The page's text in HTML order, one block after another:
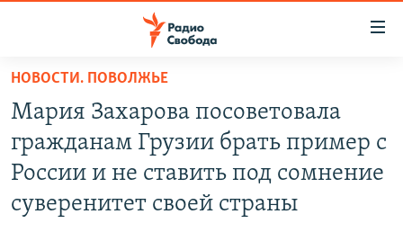
упрощенного
доступа
основному
содержанию
Вернутся
ПОДКАСТЫ
АВТОРСКИЕ ПРОЕКТЫ
НОВОСТИ. ПОВОЛЖЬЕ
Мария Захарова посоветовала
гражданам Грузии брать пример с
России и не ставить под сомнение
суверенитет своей страны